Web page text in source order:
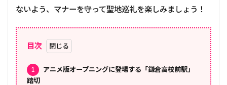
ないよう、マナーを守って聖地巡礼を楽しみましょう！
目次
1
アニメ版オープニングに登場する「鎌倉高校前駅」
踏切